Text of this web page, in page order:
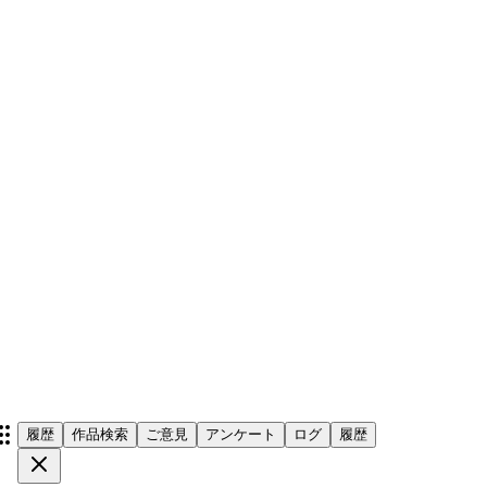
履歴 作品検索 ご意見 アンケート ログ 履歴